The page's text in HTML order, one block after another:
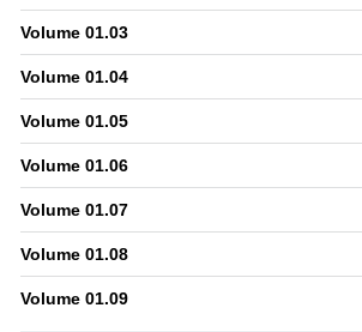
Volume 01.03
Volume 01.04
Volume 01.05
Volume 01.06
Volume 01.07
Volume 01.08
Volume 01.09